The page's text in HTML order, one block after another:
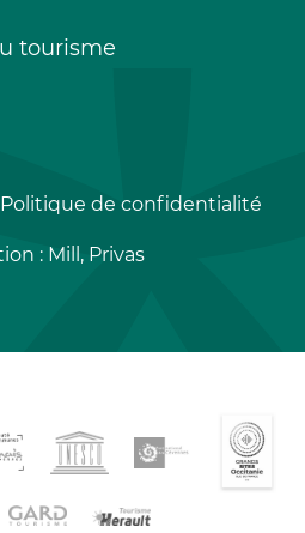
tourisme
Politique de confidentialité
: Mill, Privas